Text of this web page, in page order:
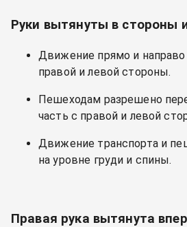
Руки вытянуты в стороны
Движение прямо и
правой и левой стороны.
Пешеходам разрешено
часть с правой и левой
Движение транспорта и
на уровне груди и спины.
Правая рука вытянута